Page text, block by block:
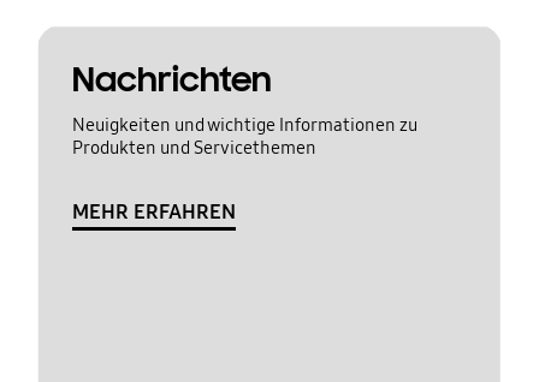
Nachrichten
Neuigkeiten und wichtige Informationen zu
Produkten und Servicethemen
MEHR ERFAHREN